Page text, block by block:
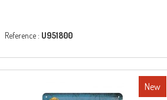
Reference : U951800
New